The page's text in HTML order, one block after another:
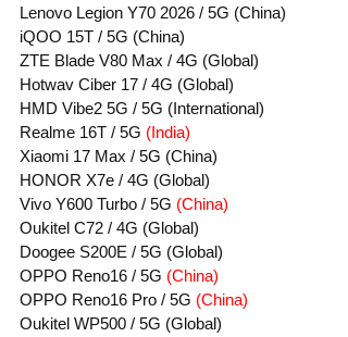
Lenovo Legion Y70 2026 / 5G (China)
iQOO 15T / 5G (China)
ZTE Blade V80 Max / 4G (Global)
Hotwav Ciber 17 / 4G (Global)
HMD Vibe2 5G / 5G (International)
Realme 16T / 5G (India)
Xiaomi 17 Max / 5G (China)
HONOR X7e / 4G (Global)
Vivo Y600 Turbo / 5G (China)
Oukitel C72 / 4G (Global)
Doogee S200E / 5G (Global)
OPPO Reno16 / 5G (China)
OPPO Reno16 Pro / 5G (China)
Oukitel WP500 / 5G (Global)